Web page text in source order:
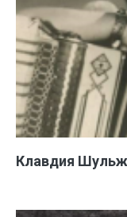
Клавдия